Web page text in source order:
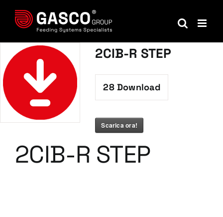
contenuto
2CIB-R STEP
28Download
Scarica ora!
2CIB-R STEP